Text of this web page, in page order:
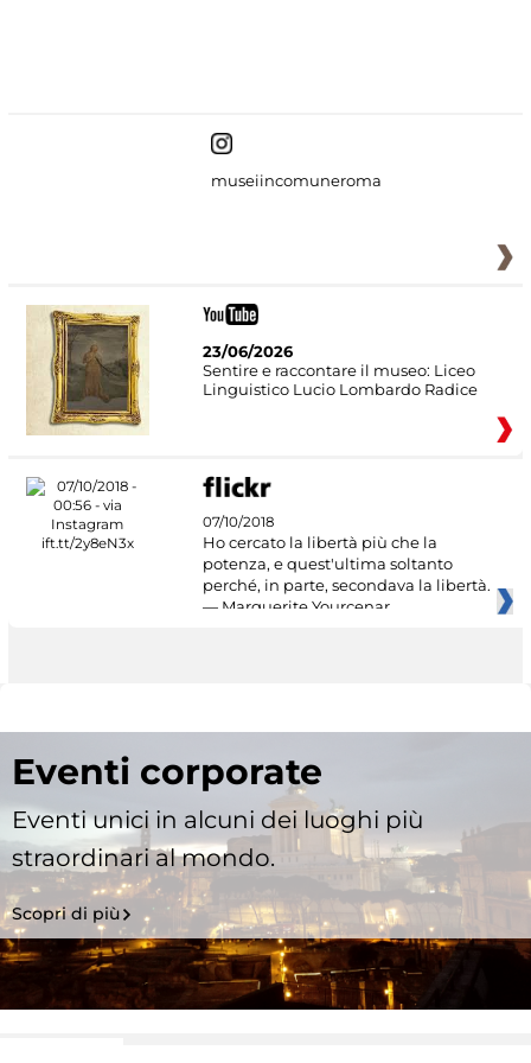
museiincomuneroma
23/06/2026
Sentire e raccontare il museo: Liceo
Linguistico Lucio Lombardo Radice
07/10/2018
Ho cercato la libertà più che la
potenza, e quest'ultima soltanto
perché, in parte, secondava la libertà.
— Marguerite Yourcenar
Eventi corporate
Eventi unici in alcuni dei luoghi più
straordinari al mondo.
Scopri di più